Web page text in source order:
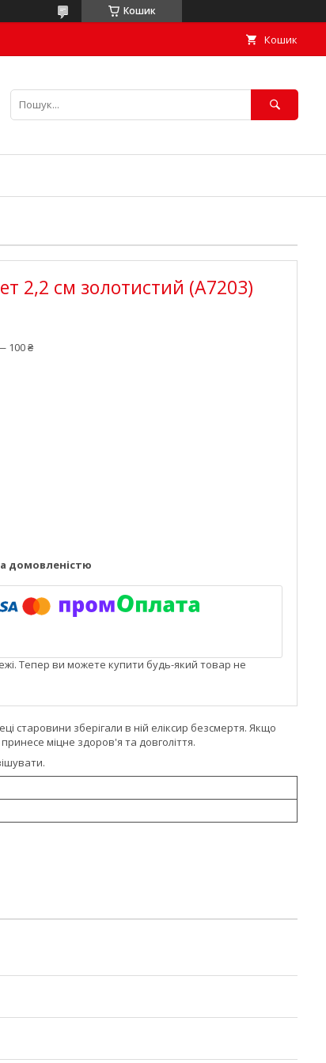
Кошик
Кошик
2,2 см золотистий (А7203)
100 ₴
домовленістю
Тепер ви можете купити будь-який товар не
старовини зберігали в ній еліксир безсмертя. Якщо
міцне здоров'я та довголіття.